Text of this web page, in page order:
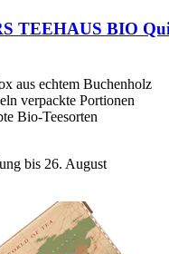
TEEHAUS BIO
aus echtem Buchenholz
verpackte Portionen
Bio-Teesorten
bis 26. August